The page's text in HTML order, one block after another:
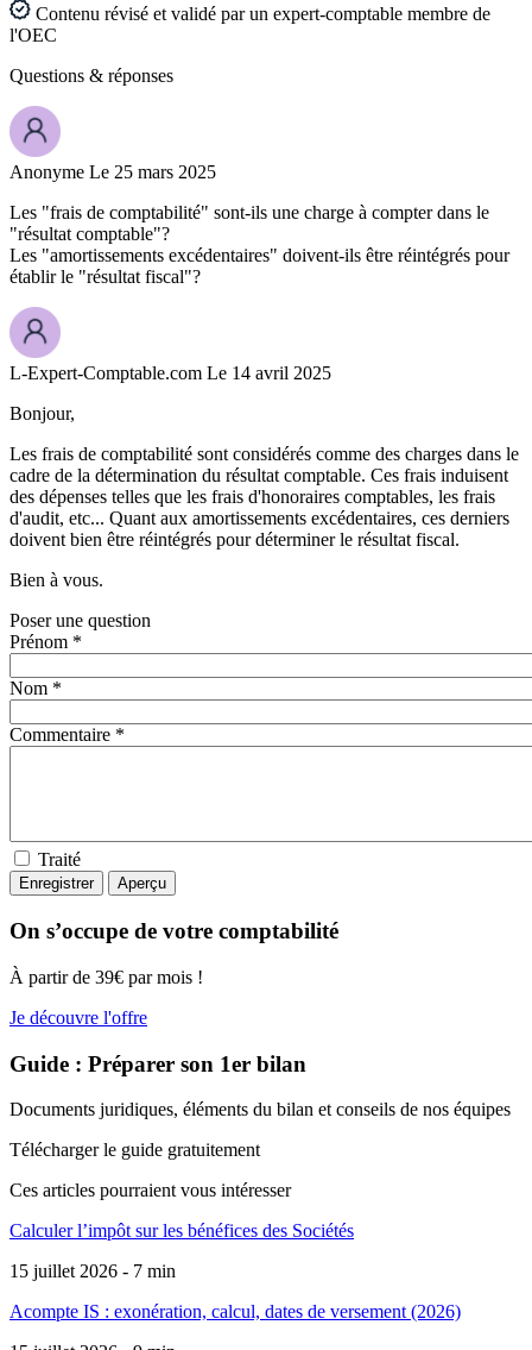
Contenu révisé et validé par un expert-comptable membre de
l'OEC
Questions & réponses
Anonyme Le 25 mars 2025
Les "frais de comptabilité" sont-ils une charge à compter dans le
"résultat comptable"?
Les "amortissements excédentaires" doivent-ils être réintégrés pour
établir le "résultat fiscal"?
L-Expert-Comptable.com Le 14 avril 2025
Bonjour,
Les frais de comptabilité sont considérés comme des charges dans le
cadre de la détermination du résultat comptable. Ces frais induisent
des dépenses telles que les frais d'honoraires comptables, les frais
d'audit, etc... Quant aux amortissements excédentaires, ces derniers
doivent bien être réintégrés pour déterminer le résultat fiscal.
Bien à vous.
Poser une question
Prénom *
Nom *
Commentaire *
Traité
On s’occupe de votre comptabilité
À partir de 39€ par mois !
Je découvre l'offre
Guide : Préparer son 1er bilan
Documents juridiques, éléments du bilan et conseils de nos équipes
Télécharger le guide gratuitement
Ces articles pourraient vous intéresser
Calculer l’impôt sur les bénéfices des Sociétés
15 juillet 2026 - 7 min
Acompte IS : exonération, calcul, dates de versement (2026)